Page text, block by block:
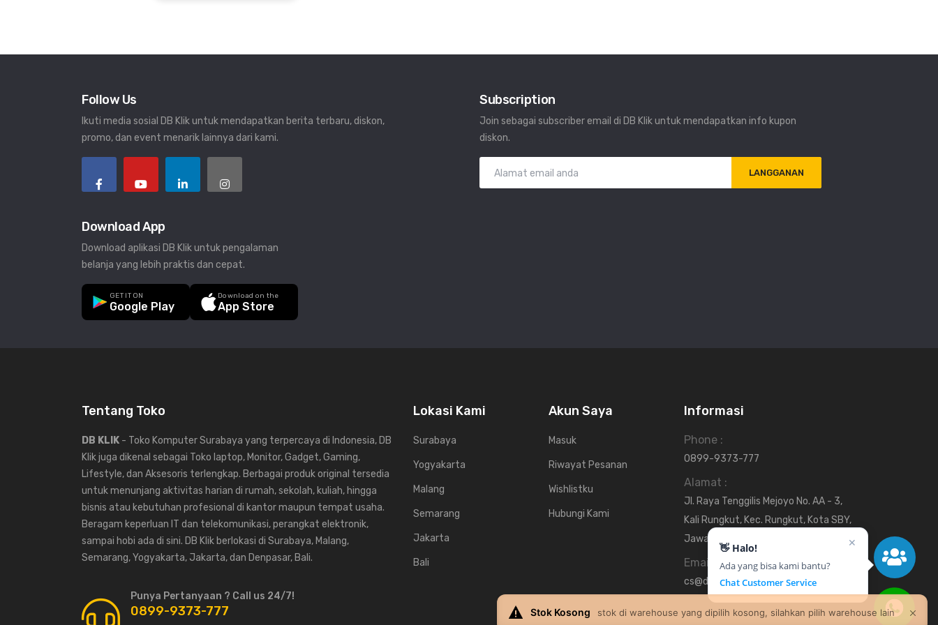
Lens Shift: NA
Keystone Adjustment: 1D, +/- 30 degrees (V only)
Projection Size: 60" – 150"
Audio
Built-in Speaker: 10W
Security: Security Bar, Kensington lock
Horizontal Frequency: 15K ~ 102KHz
Vertical Scan Rate: 23 ~ 120Hz
HDTV Compatibility: 480i, 480p, 576i, 576p, 720p, 1080i, 1080p
Video Compatibility: NA
Power
Standby Power Consumption: Normal < 0.5W
👋 Halo!
Ada yang bisa kami bantu?
Chat Customer Service
✕
Follow Us
Ikuti media sosial DB Klik untuk mendapatkan berita terbaru, diskon,
promo, dan event menarik lainnya dari kami.
Subscription
Join sebagai subscriber email di DB Klik untuk mendapatkan info kupon
diskon.
LANGGANAN
Download App
Download aplikasi DB Klik untuk pengalaman
belanja yang lebih praktis dan cepat.
GET IT ON
Google Play
Download on the
App Store
Tentang Toko
DB KLIK - Toko Komputer Surabaya yang terpercaya di Indonesia, DB
Klik juga dikenal sebagai Toko laptop, Monitor, Gadget, Gaming,
Lifestyle, dan Aksesoris terlengkap. Berbagai produk original tersedia
untuk menunjang aktivitas harian di rumah, sekolah, kuliah, hingga
bisnis atau kebutuhan profesional di kantor maupun tempat usaha.
Beragam keperluan IT dan telekomunikasi, perangkat elektronik,
sampai hobi ada di sini. DB Klik berlokasi di Surabaya, Malang,
Semarang, Yogyakarta, Jakarta, dan Denpasar, Bali.
Punya Pertanyaan ? Call us 24/7!
0899-9373-777
Lokasi Kami
Surabaya
Yogyakarta
Malang
Semarang
Jakarta
Bali
Akun Saya
Masuk
Riwayat Pesanan
Wishlistku
Hubungi Kami
Informasi
Phone :
0899-9373-777
Alamat :
Jl. Raya Tenggilis Mejoyo No. AA - 3,
Kali Rungkut, Kec. Rungkut, Kota SBY,
Jawa Timur 60293
Email :
cs@dbklik.co.id
Stok Kosong stok di warehouse yang dipilih kosong, silahkan pilih warehouse lain